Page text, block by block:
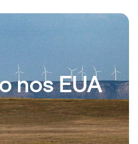
nos EUA